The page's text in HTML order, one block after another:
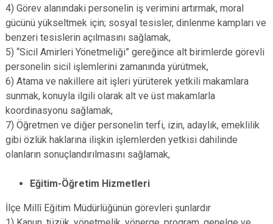
4) Görev alanındaki personelin iş verimini artırmak, moral
gücünü yükseltmek için; sosyal tesisler, dinlenme kampları ve
benzeri tesislerin açılmasını sağlamak,
5) “Sicil Amirleri Yönetmeliği” gereğince alt birimlerde görevli
personelin sicil işlemlerini zamanında yürütmek,
6) Atama ve nakillere ait işleri yürüterek yetkili makamlara
sunmak, konuyla ilgili olarak alt ve üst makamlarla
koordinasyonu sağlamak,
7) Öğretmen ve diğer personelin terfi, izin, adaylık, emeklilik
gibi özlük haklarına ilişkin işlemlerden yetkisi dahilinde
olanların sonuçlandırılmasını sağlamak,
Eğitim-Öğretim Hizmetleri
İlçe Millî Eğitim Müdürlüğünün görevleri şunlardır